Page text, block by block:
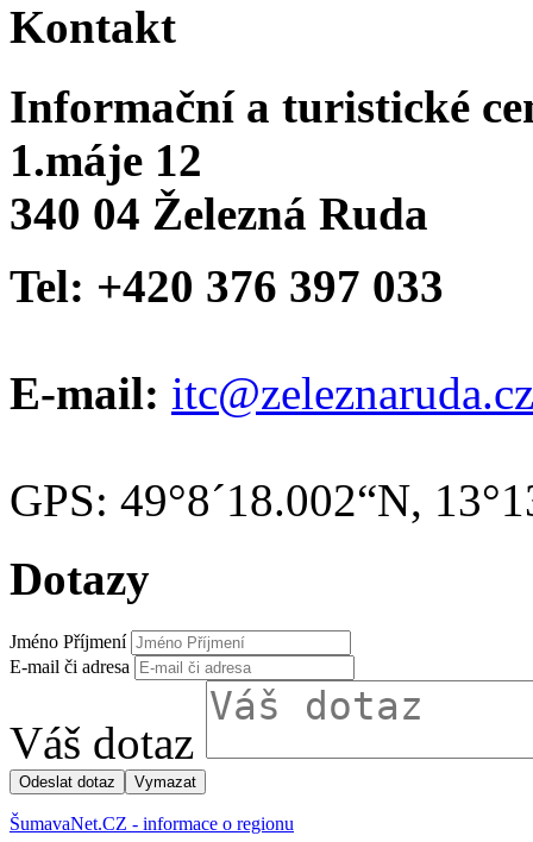
Kontakt
Informační a turistické
1.máje 12
340 04 Železná Ruda
Tel: +420 376 397 033
E-mail: itc@zeleznaruda.cz
GPS: 49°8´18.002“N,
Dotazy
Jméno Příjmení
E-mail či adresa
Váš dotaz
ŠumavaNet.CZ - informace o regionu